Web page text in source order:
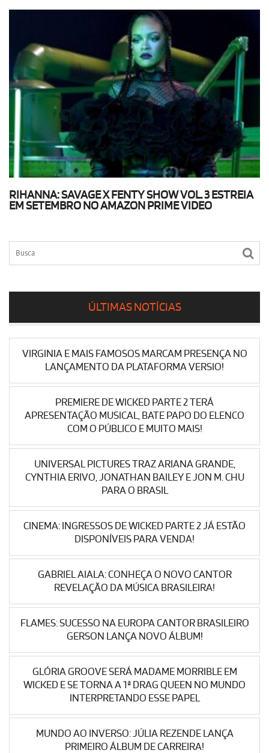
RIHANNA: SAVAGE X FENTY SHOW VOL. 3 ESTREIA
EM SETEMBRO NO AMAZON PRIME VIDEO
ÚLTIMAS NOTÍCIAS
VIRGINIA E MAIS FAMOSOS MARCAM PRESENÇA NO
LANÇAMENTO DA PLATAFORMA VERSIO!
PREMIERE DE WICKED PARTE 2 TERÁ
APRESENTAÇÃO MUSICAL, BATE PAPO DO ELENCO
COM O PÚBLICO E MUITO MAIS!
UNIVERSAL PICTURES TRAZ ARIANA GRANDE,
CYNTHIA ERIVO, JONATHAN BAILEY E JON M. CHU
PARA O BRASIL
CINEMA: INGRESSOS DE WICKED PARTE 2 JÁ ESTÃO
DISPONÍVEIS PARA VENDA!
GABRIEL AIALA: CONHEÇA O NOVO CANTOR
REVELAÇÃO DA MÚSICA BRASILEIRA!
FLAMES: SUCESSO NA EUROPA CANTOR BRASILEIRO
GERSON LANÇA NOVO ÁLBUM!
GLÓRIA GROOVE SERÁ MADAME MORRIBLE EM
WICKED E SE TORNA A 1ª DRAG QUEEN NO MUNDO
INTERPRETANDO ESSE PAPEL
MUNDO AO INVERSO: JÚLIA REZENDE LANÇA
PRIMEIRO ÁLBUM DE CARREIRA!